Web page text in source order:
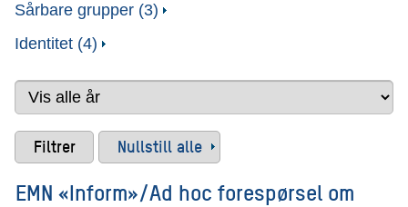
Sårbare grupper (3)
Identitet (4)
Nullstill alle
EMN «Inform»/Ad hoc forespørsel om